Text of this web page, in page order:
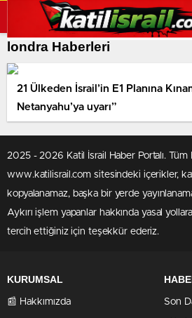
londra Haberleri
21 Ülkeden İsrail’in E1 Planına
Netanyahu’ya uyarı”
2025 - 2026 Katil İsrail Haber Portalı. Tüm
www.katilisrail.com sitesindeki içerikler,
kopyalanamaz, başka bir yerde
Aykırı işlem yapanlar hakkında yasal
tercih ettiğiniz için teşekkür ederiz.
KURUMSAL
📰 Hakkımızda Son